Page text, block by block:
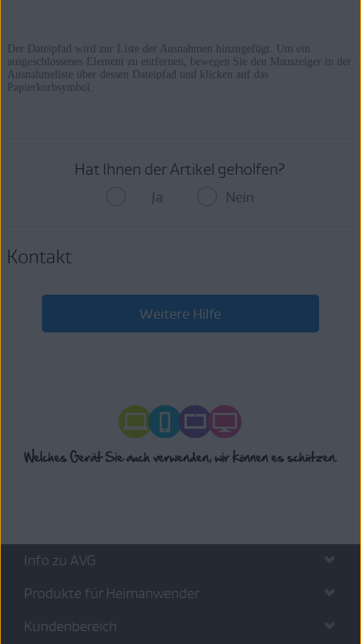
Der Dateipfad wird zur Liste der Ausnahmen hinzugefügt. Um ein
ausgeschlossenes Element zu entfernen, bewegen Sie den Mauszeiger in der
Ausnahmeliste über dessen Dateipfad und klicken auf das
Papierkorbsymbol.
Hat Ihnen der Artikel geholfen?
Ja Nein
Kontakt
Weitere Hilfe
Info zu AVG
Produkte für Heimanwender
Kundenbereich